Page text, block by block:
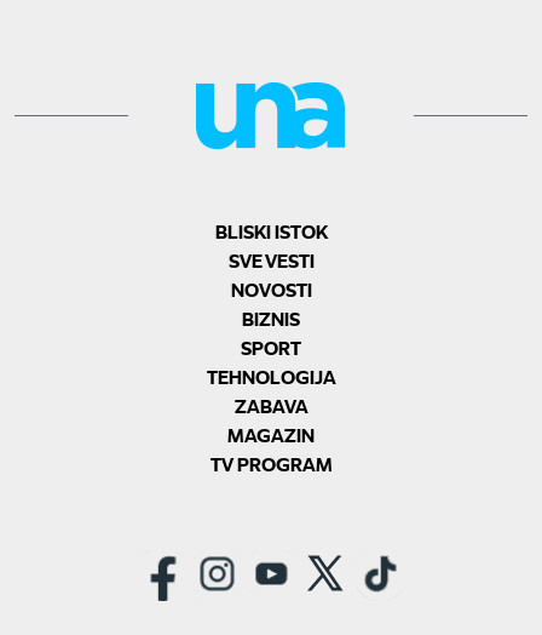
BLISKI ISTOK
SVE VESTI
NOVOSTI
BIZNIS
SPORT
TEHNOLOGIJA
ZABAVA
MAGAZIN
TV PROGRAM